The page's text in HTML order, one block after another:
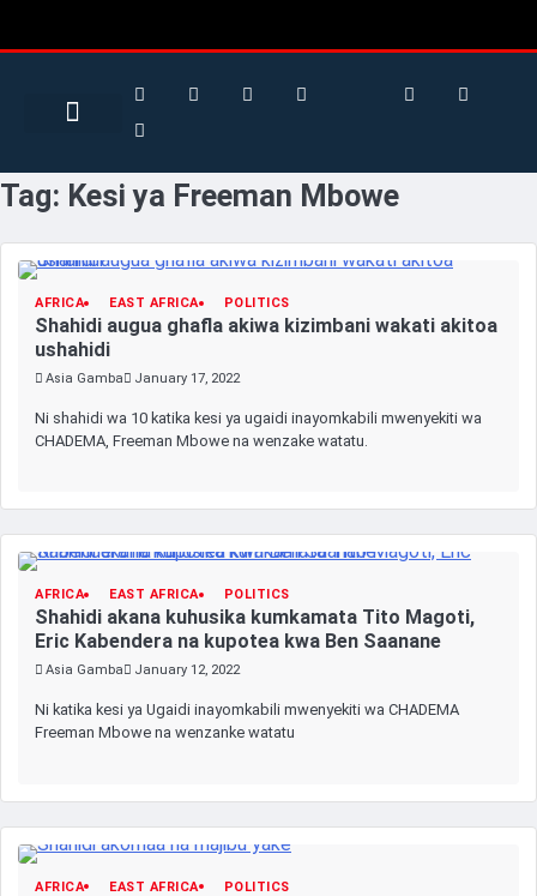
Tag: Kesi ya Freeman Mbowe
AFRICA EAST AFRICA POLITICS
Shahidi augua ghafla akiwa kizimbani wakati akitoa
ushahidi
Asia Gamba January 17, 2022
Ni shahidi wa 10 katika kesi ya ugaidi inayomkabili mwenyekiti wa
CHADEMA, Freeman Mbowe na wenzake watatu.
AFRICA EAST AFRICA POLITICS
Shahidi akana kuhusika kumkamata Tito Magoti,
Eric Kabendera na kupotea kwa Ben Saanane
Asia Gamba January 12, 2022
Ni katika kesi ya Ugaidi inayomkabili mwenyekiti wa CHADEMA
Freeman Mbowe na wenzanke watatu
AFRICA EAST AFRICA POLITICS